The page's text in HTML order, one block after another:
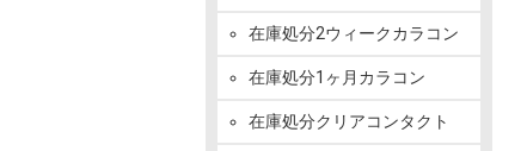
在庫処分2ウィークカラコン
在庫処分1ヶ月カラコン
在庫処分クリアコンタクト